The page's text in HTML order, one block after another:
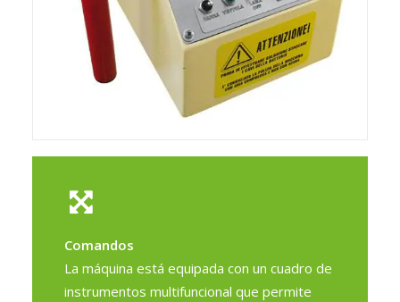
Comandos
La máquina está equipada con un cuadro de
instrumentos multifuncional que permite